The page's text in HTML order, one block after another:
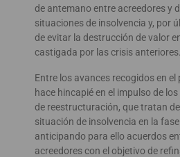
de antemano entre acreedores y
situaciones de insolvencia y, por
de evitar la destrucción de valor
castigada por las crisis anteriores.
Entre los avances recogidos en el
hace hincapié en el impulso de
de reestructuración, que tratan
situación de insolvencia en la
anticipando para ello acuerdos
acreedores con el objetivo de